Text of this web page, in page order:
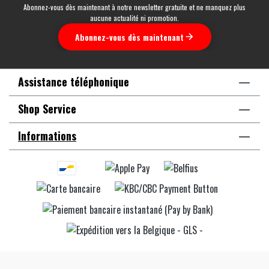
Abonnez-vous dès maintenant à notre newsletter gratuite et ne manquez plus
aucune actualité ni promotion.
Abonnez-vous dès maintenant
Assistance téléphonique
Shop Service
Informations